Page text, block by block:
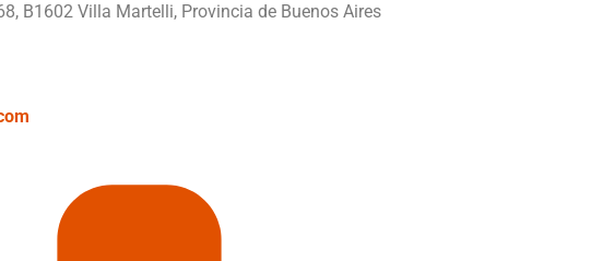
B1602 Villa Martelli, Provincia de Buenos Aires